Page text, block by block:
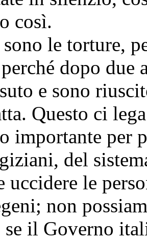
così.
le torture,
dopo due
e sono
Questo ci
importante per
del
uccidere le
non
il Governo